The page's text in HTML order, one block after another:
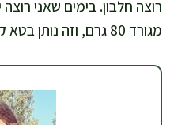
רוצה חלבון. בימים שאני
מגורד 80 גרם, וזה נותן בטא קרוטן וטעם מתקתק טבעי.